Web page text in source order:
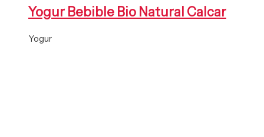
Yogur Bebible Bio Natural Calcar
Yogur